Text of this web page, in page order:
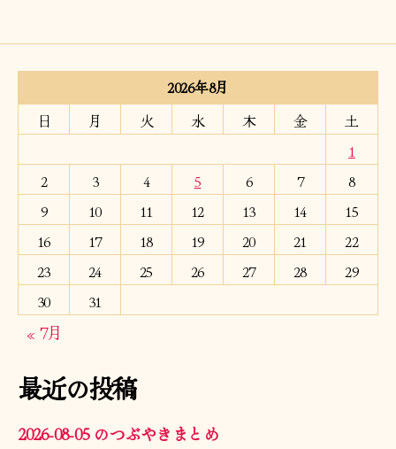
2026年8月
日
月 火 水 木 金
土
1
2
3 4 5 6 7
8
9
10 11 12 13 14
15
16
17 18 19 20 21
22
23
24 25 26 27 28
29
30
31
« 7月
最近の投稿
2026-08-05 のつぶやきまとめ